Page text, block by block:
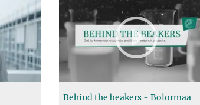
Behind the beakers - Bolormaa